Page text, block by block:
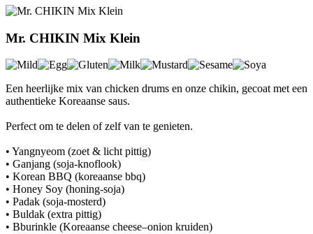
Mr. CHIKIN Mix Klein
Een heerlijke mix van chicken drums en onze chikin, gecoat met een
authentieke Koreaanse saus.
Perfect om te delen of zelf van te genieten.
• Yangnyeom (zoet & licht pittig)
• Ganjang (soja-knoflook)
• Korean BBQ (koreaanse bbq)
• Honey Soy (honing-soja)
• Padak (soja-mosterd)
• Buldak (extra pittig)
• Bburinkle (Koreaanse cheese–onion kruiden)